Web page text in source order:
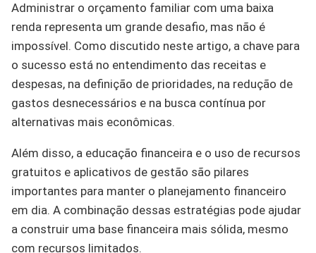
Administrar o orçamento familiar com uma baixa
renda representa um grande desafio, mas não é
impossível. Como discutido neste artigo, a chave para
o sucesso está no entendimento das receitas e
despesas, na definição de prioridades, na redução de
gastos desnecessários e na busca contínua por
alternativas mais econômicas.
Além disso, a educação financeira e o uso de recursos
gratuitos e aplicativos de gestão são pilares
importantes para manter o planejamento financeiro
em dia. A combinação dessas estratégias pode ajudar
a construir uma base financeira mais sólida, mesmo
com recursos limitados.